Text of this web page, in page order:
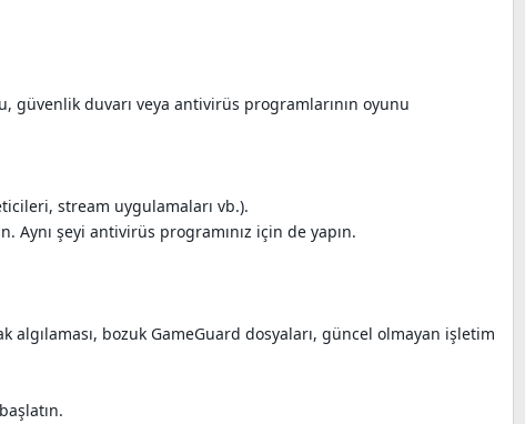
güvenlik duvarı veya antivirüs programlarının oyunu
stream uygulamaları vb.).
Aynı şeyi antivirüs programınız için de yapın.
bozuk GameGuard dosyaları, güncel olmayan işletim